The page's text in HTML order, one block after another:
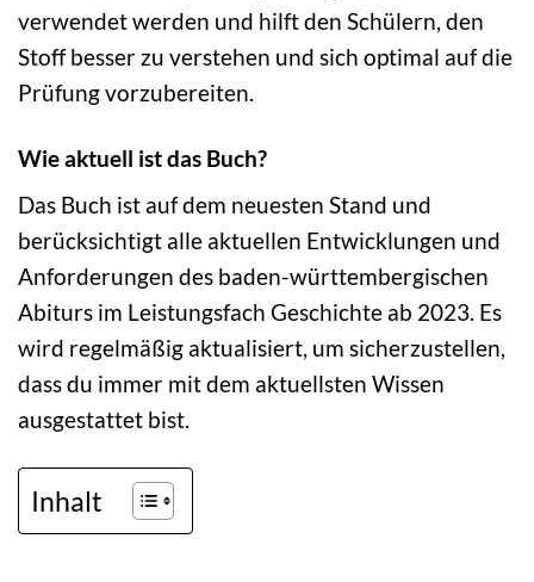
verwendet werden und hilft den Schülern, den
Stoff besser zu verstehen und sich optimal auf die
Prüfung vorzubereiten.
Wie aktuell ist das Buch?
Das Buch ist auf dem neuesten Stand und
berücksichtigt alle aktuellen Entwicklungen und
Anforderungen des baden-württembergischen
Abiturs im Leistungsfach Geschichte ab 2023. Es
wird regelmäßig aktualisiert, um sicherzustellen,
dass du immer mit dem aktuellsten Wissen
ausgestattet bist.
Inhalt